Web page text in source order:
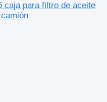
caja para filtro de aceite